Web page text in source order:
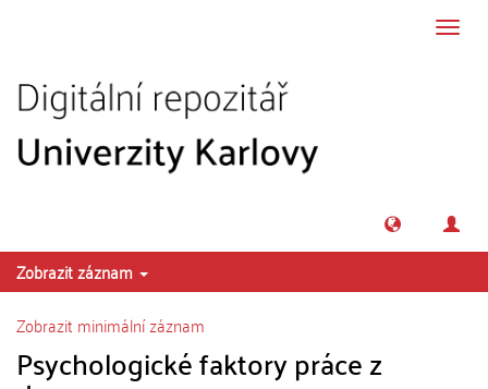
Zobrazit záznam
Zobrazit minimální záznam
Psychologické faktory práce z